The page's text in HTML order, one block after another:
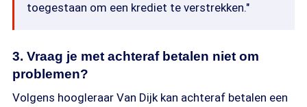
toegestaan om een krediet te verstrekken."
3. Vraag je met achteraf betalen niet om
problemen?
Volgens hoogleraar Van Dijk kan achteraf betalen een